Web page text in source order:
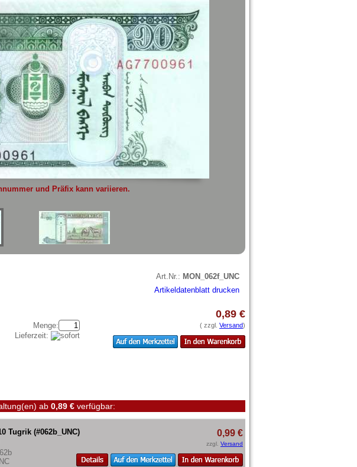
Sie
hier
und Präfix kann variieren.
Art.Nr.: MON_062f_UNC
Artikeldatenblatt drucken
Menge:
Lieferzeit:
0,89 €
( zzgl. Versand)
ab 0,89 €verfügbar:
Tugrik (#062b_UNC)
0,99 €
zzgl. Versand